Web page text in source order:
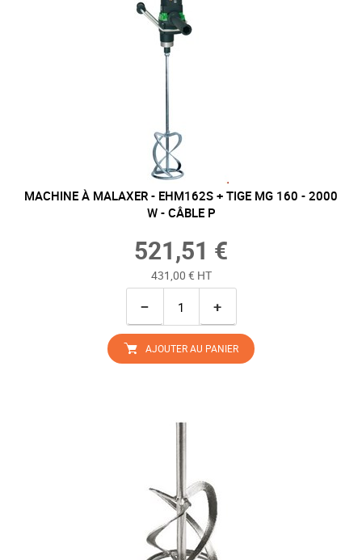
MACHINE À MALAXER - EHM162S + TIGE MG 160 - 2000
W - CÂBLE P
521,51 €
431,00 € HT
− +
AJOUTER AU PANIER